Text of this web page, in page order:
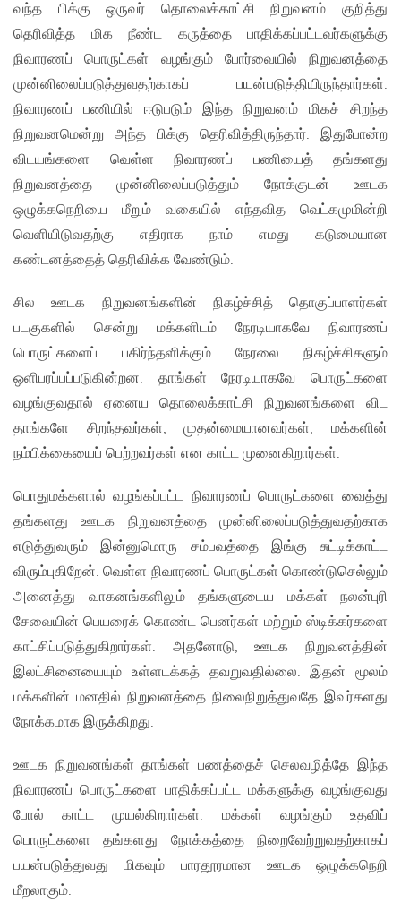
வந்த பிக்கு ஒருவர் தொலைக்காட்சி நிறுவனம் குறித்து
தெரிவித்த மிக நீண்ட கருத்தை பாதிக்கப்பட்டவர்களுக்கு
நிவாரணப் பொருட்கள் வழங்கும் போர்வையில் நிறுவனத்தை
முன்னிலைப்படுத்துவதற்காகப் பயன்படுத்தியிருந்தார்கள்.
நிவாரணப் பணியில் ஈடுபடும் இந்த நிறுவனம் மிகச் சிறந்த
நிறுவனமென்று அந்த பிக்கு தெரிவித்திருந்தார். இதுபோன்ற
விடயங்களை வெள்ள நிவாரணப் பணியைத் தங்களது
நிறுவனத்தை முன்னிலைப்படுத்தும் நோக்குடன் ஊடக
ஒழுக்கநெறியை மீறும் வகையில் எந்தவித வெட்கமுமின்றி
வெளியிடுவதற்கு எதிராக நாம் எமது கடுமையான
கண்டனத்தைத் தெரிவிக்க வேண்டும்.
சில ஊடக நிறுவனங்களின் நிகழ்ச்சித் தொகுப்பாளர்கள்
படகுகளில் சென்று மக்களிடம் நேரடியாகவே நிவாரணப்
பொருட்களைப் பகிர்ந்தளிக்கும் நேரலை நிகழ்ச்சிகளும்
ஒளிபரப்பப்படுகின்றன. தாங்கள் நேரடியாகவே பொருட்களை
வழங்குவதால் ஏனைய தொலைக்காட்சி நிறுவனங்களை விட
தாங்களே சிறந்தவர்கள், முதன்மையானவர்கள், மக்களின்
நம்பிக்கையைப் பெற்றவர்கள் என காட்ட முனைகிறார்கள்.
பொதுமக்களால் வழங்கப்பட்ட நிவாரணப் பொருட்களை வைத்து
தங்களது ஊடக நிறுவனத்தை முன்னிலைப்படுத்துவதற்காக
எடுத்துவரும் இன்னுமொரு சம்பவத்தை இங்கு சுட்டிக்காட்ட
விரும்புகிறேன். வெள்ள நிவாரணப் பொருட்கள் கொண்டுசெல்லும்
அனைத்து வாகனங்களிலும் தங்களுடைய மக்கள் நலன்புரி
சேவையின் பெயரைக் கொண்ட பெனர்கள் மற்றும் ஸ்டிக்கர்களை
காட்சிப்படுத்துகிறார்கள். அதனோடு, ஊடக நிறுவனத்தின்
இலட்சினையையும் உள்ளடக்கத் தவறுவதில்லை. இதன் மூலம்
மக்களின் மனதில் நிறுவனத்தை நிலைநிறுத்துவதே இவர்களது
நோக்கமாக இருக்கிறது.
ஊடக நிறுவனங்கள் தாங்கள் பணத்தைச் செலவழித்தே இந்த
நிவாரணப் பொருட்களை பாதிக்கப்பட்ட மக்களுக்கு வழங்குவது
போல் காட்ட முயல்கிறார்கள். மக்கள் வழங்கும் உதவிப்
பொருட்களை தங்களது நோக்கத்தை நிறைவேற்றுவதற்காகப்
பயன்படுத்துவது மிகவும் பாரதூரமான ஊடக ஒழுக்கநெறி
மீறலாகும்.